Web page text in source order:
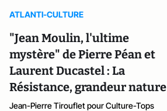
ATLANTI-CULTURE
"Jean Moulin, l'ultime
mystère" de Pierre Péan et
Laurent Ducastel : La
Résistance, grandeur nature
Jean-Pierre Tirouflet pour Culture-Tops